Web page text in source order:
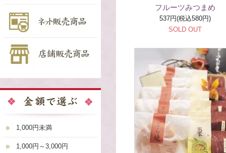
フルーツみつまめ
537円(税込580円)
SOLD OUT
1,000円未満
1,000円～3,000円